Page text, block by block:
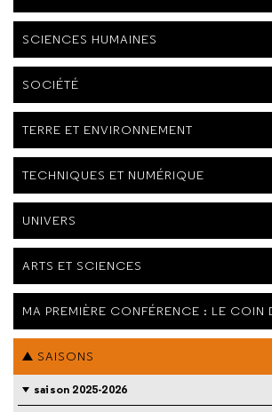
SCIENCES HUMAINES
SOCIÉTÉ
TERRE ET ENVIRONNEMENT
TECHNIQUES ET NUMÉRIQUE
UNIVERS
ARTS ET SCIENCES
MA PREMIÈRE CONFÉRENCE : LE COIN
SAISONS
saison 2025-2026